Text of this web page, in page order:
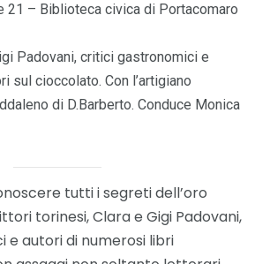
21 – Biblioteca civica di Portacomaro
Padovani, critici gastronomici e
sul cioccolato. Con l’artigiano
di D.Barberto. Conduce Monica
tutti i segreti dell’oro
torinesi, Clara e Gigi Padovani,
e autori di numerosi libri